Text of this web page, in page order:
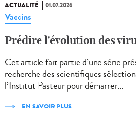
ACTUALITÉ 01.07.2026
Vaccins
Prédire l'évolution des
Cet article fait partie d’une série
recherche des scientifiques
l’Institut Pasteur pour démarrer...
EN SAVOIR PLUS